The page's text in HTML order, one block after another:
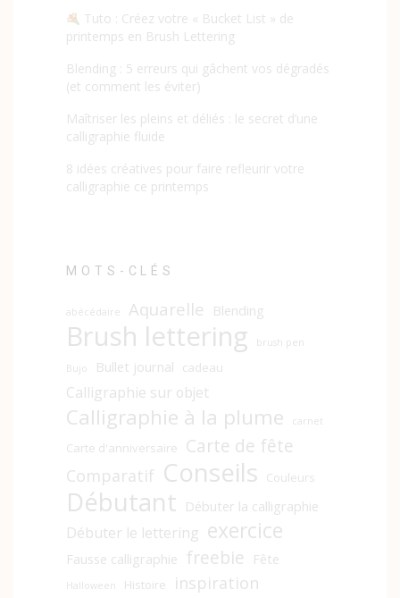
Tuto : Créez votre « Bucket List » de
printemps en Brush Lettering
Blending : 5 erreurs qui gâchent vos dégradés
(et comment les éviter)
Maîtriser les pleins et déliés : le secret d’une
calligraphie fluide
8 idées créatives pour faire refleurir votre
calligraphie ce printemps
MOTS-CLÉS
abécédaire Aquarelle Blending
Brush lettering brush pen
Bujo Bullet journal cadeau
Calligraphie sur objet
Calligraphie à la plume carnet
Carte d'anniversaire Carte de fête
Comparatif Conseils Couleurs
Débutant Débuter la calligraphie
Débuter le lettering exercice
Fausse calligraphie freebie Fête
Halloween Histoire inspiration